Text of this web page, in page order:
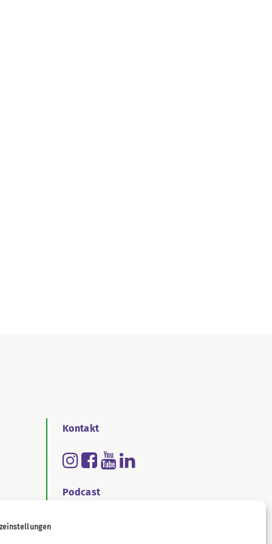
Kontakt
Podcast